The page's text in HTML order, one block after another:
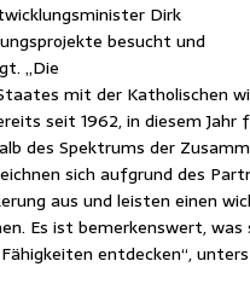
Dirk
besucht und
„Die
mit der Katholischen
seit 1962, in diesem Jahr
des Spektrums der
sich aufgrund des
aus und leisten einen
Es ist bemerkenswert, was
entdecken“,